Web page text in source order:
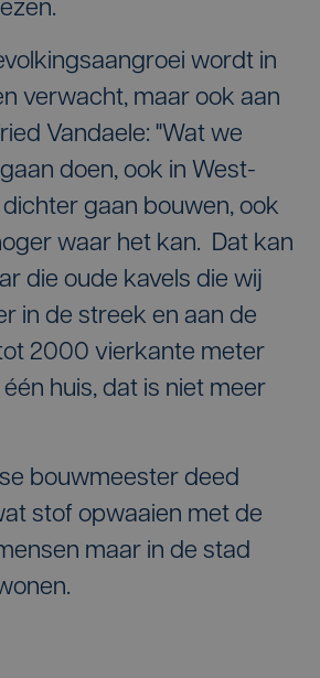
wordt in
verwacht, maar ook aan
Vandaele: "Wat we
doen, ook in West-
gaan bouwen, ook
waar het kan. Dat kan
die oude kavels die wij
in de streek en aan de
2000 vierkante meter
huis, dat is niet meer
bouwmeester deed
stof opwaaien met de
maar in de stad